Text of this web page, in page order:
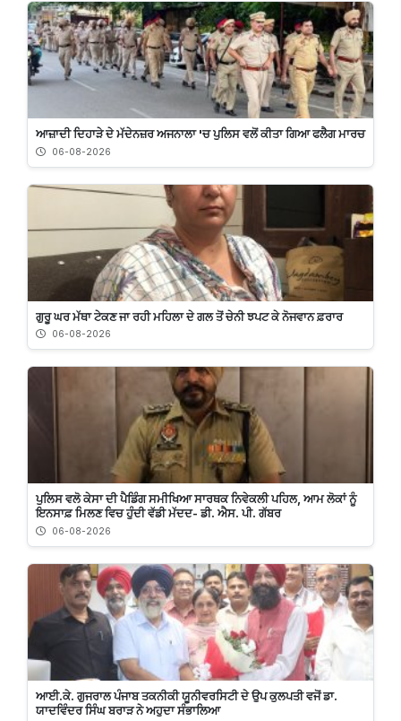
ਆਜ਼ਾਦੀ ਦਿਹਾੜੇ ਦੇ ਮੱਦੇਨਜ਼ਰ ਅਜਨਾਲਾ 'ਚ ਪੁਲਿਸ ਵਲੋਂ ਕੀਤਾ ਗਿਆ ਫਲੈਗ ਮਾਰਚ
06-08-2026
ਗੁਰੂ ਘਰ ਮੱਥਾ ਟੇਕਣ ਜਾ ਰਹੀ ਮਹਿਲਾ ਦੇ ਗਲ ਤੋਂ ਚੇਨੀ ਝਪਟ ਕੇ ਨੋਜਵਾਨ ਫ਼ਰਾਰ
06-08-2026
ਪੁਲਿਸ ਵਲੋ ਕੇਸਾ ਦੀ ਪੈਡਿੰਗ ਸਮੀਖਿਆ ਸਾਰਥਕ ਨਿਵੇਕਲੀ ਪਹਿਲ, ਆਮ ਲੋਕਾਂ ਨੂੰ
ਇਨਸਾਫ਼ ਮਿਲਣ ਵਿਚ ਹੁੰਦੀ ਵੱਡੀ ਮੱਦਦ- ਡੀ. ਐਸ. ਪੀ. ਗੱਬਰ
06-08-2026
ਆਈ.ਕੇ. ਗੁਜਰਾਲ ਪੰਜਾਬ ਤਕਨੀਕੀ ਯੂਨੀਵਰਸਿਟੀ ਦੇ ਉਪ ਕੁਲਪਤੀ ਵਜੋਂ ਡਾ.
ਯਾਦਵਿੰਦਰ ਸਿੰਘ ਬਰਾੜ ਨੇ ਅਹੁਦਾ ਸੰਭਾਲਿਆ